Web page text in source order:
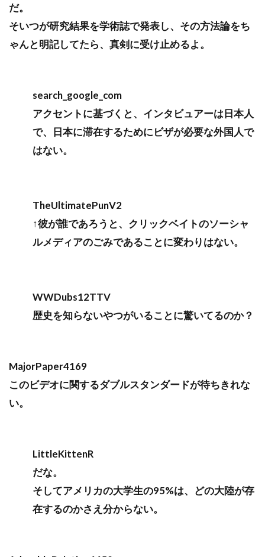
だ。
そいつが研究結果を学術誌で発表し、その方法論をち
ゃんと明記してたら、真剣に受け止めるよ。
search_google_com
アクセントに基づくと、インタビュアーは日本人
で、日本に滞在するためにビザが必要な外国人で
はない。
TheUltimatePunV2
↑彼が誰であろうと、クリックベイトのソーシャ
ルメディアのごみであることに変わりはない。
WWDubs12TTV
歴史を知らないやつがいることに驚いてるのか？
MajorPaper4169
このビデオに関するダブルスタンダードが待ちきれな
い。
LittleKittenR
だな。
そしてアメリカの大学生の95%は、どの大陸が存
在するのかさえ分からない。